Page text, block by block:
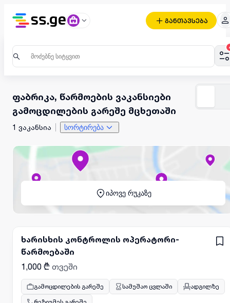
განთავსება
ფაბრიკა, წარმოების ვაკანსიები
გამოცდილების გარეშე მცხეთაში
1 ვაკანსია სორტირება
იპოვე რუკაზე
ხარისხის კონტროლის ოპერატორი-
წარმოებაში
1,000 ₾ თვეში
გამოცდილების გარეშე სამუშაო ცვლაში
ადგილზე